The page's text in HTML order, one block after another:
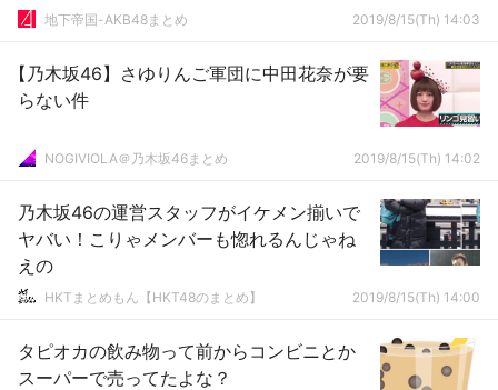
地下帝国-AKB48まとめ 2019/8/15(Th) 14:03
【乃木坂46】さゆりんご軍団に中田花奈が要
らない件
NOGIVIOLA＠乃木坂46まとめ 2019/8/15(Th) 14:02
乃木坂46の運営スタッフがイケメン揃いで
ヤバい！こりゃメンバーも惚れるんじゃね
えの
HKTまとめもん【HKT48のまとめ】 2019/8/15(Th) 14:00
タピオカの飲み物って前からコンビニとか
スーパーで売ってたよな？